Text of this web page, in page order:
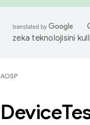
zeka teknolojisini
AOSP
Device